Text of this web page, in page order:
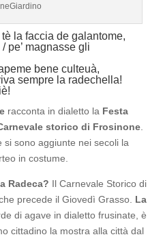
tè la faccia de galantome,
pe’ magnasse gli
bene culteuà,
sempre la radechella!
racconta in dialetto la Festa
storico di Frosinone
si sono aggiunte nei secoli la
in costume.
Radeca? Il Carnevale Storico di
precede il Giovedì Grasso. La
di agave in dialetto frusinate, è
cittadino la mostra alla città dal